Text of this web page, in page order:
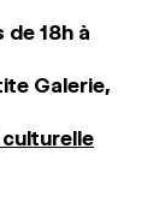
18h à
Galerie,